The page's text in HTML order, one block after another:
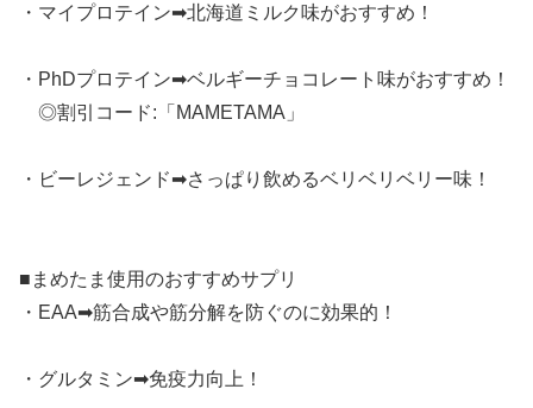
・マイプロテイン➡︎北海道ミルク味がおすすめ！
・PhDプロテイン➡︎ベルギーチョコレート味がおすすめ！
◎割引コード:「MAMETAMA」
・ビーレジェンド➡︎さっぱり飲めるベリベリベリー味！
■まめたま使用のおすすめサプリ
・EAA➡︎筋合成や筋分解を防ぐのに効果的！
・グルタミン➡︎免疫力向上！